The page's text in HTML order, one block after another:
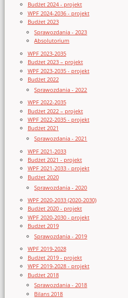
Budżet 2024 - projekt
WPF 2024-2036 - projekt
Budżet 2023
Sprawozdania - 2023
Absolutorium
WPF 2023-2035
Budżet 2023 – projekt
WPF 2023-2035 - projekt
Budżet 2022
Sprawozdania - 2022
WPF 2022-2035
Budżet 2022 – projekt
WPF 2022-2035 - projekt
Budżet 2021
Sprawozdania - 2021
WPF 2021-2033
Budżet 2021 - projekt
WPF 2021-2033 - projekt
Budżet 2020
Sprawozdania - 2020
WPF 2020-2033 (2020-2030)
Budżet 2020 - projekt
WPF 2020-2030 - projekt
Budżet 2019
Sprawozdania - 2019
WPF 2019-2028
Budżet 2019 - projekt
WPF 2019-2028 - projekt
Budżet 2018
Sprawozdania - 2018
Bilans 2018